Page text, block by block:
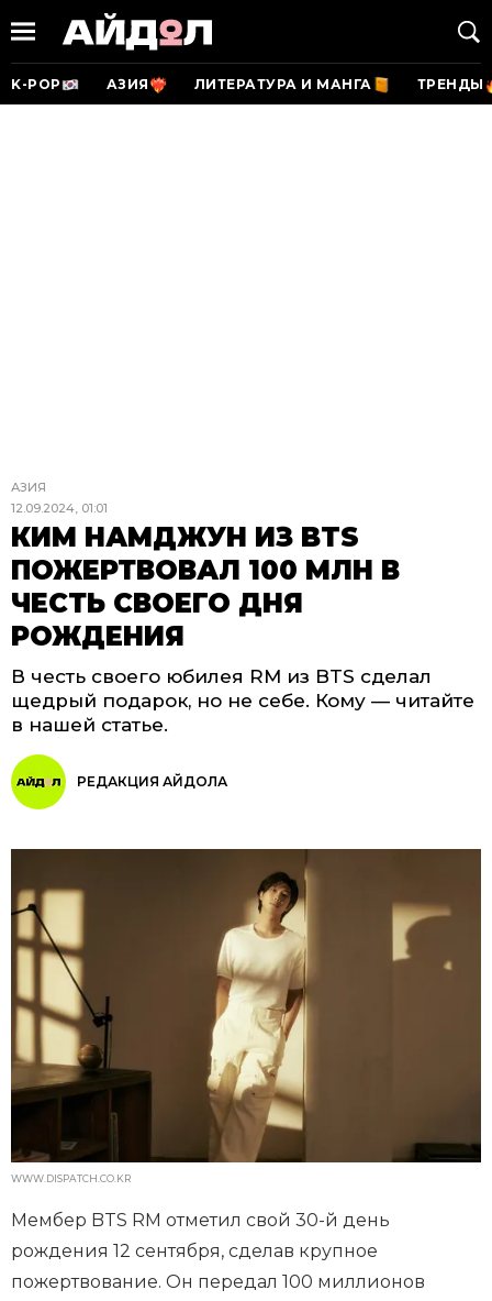
K-POP АЗИЯ ЛИТЕРАТУРА И МАНГА ТРЕНДЫ
АЗИЯ
12.09.2024, 01:01
КИМ НАМДЖУН ИЗ BTS
ПОЖЕРТВОВАЛ 100 МЛН В
ЧЕСТЬ СВОЕГО ДНЯ
РОЖДЕНИЯ
В честь своего юбилея RM из BTS сделал
щедрый подарок, но не себе. Кому — читайте
в нашей статье.
РЕДАКЦИЯ АЙДОЛА
WWW.DISPATCH.CO.KR
Мембер BTS RM отметил свой 30-й день
рождения 12 сентября, сделав крупное
пожертвование. Он передал 100 миллионов